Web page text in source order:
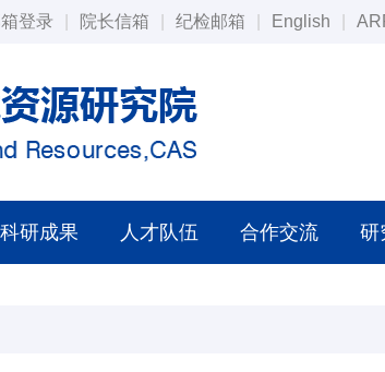
登录 院长信箱 纪检邮箱 English
科研成果 人才队伍 合作交流 研